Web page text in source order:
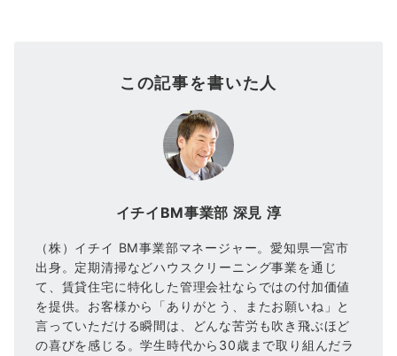
この記事を書いた人
イチイBM事業部 深見 淳
（株）イチイ BM事業部マネージャー。愛知県一宮市
出身。定期清掃などハウスクリーニング事業を通じ
て、賃貸住宅に特化した管理会社ならではの付加価値
を提供。お客様から「ありがとう、またお願いね」と
言っていただける瞬間は、どんな苦労も吹き飛ぶほど
の喜びを感じる。学生時代から30歳まで取り組んだラ